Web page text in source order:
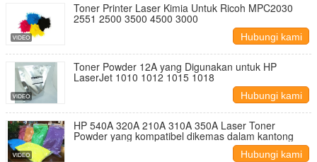
Toner Printer Laser Kimia Untuk Ricoh MPC2030
2551 2500 3500 4500 3000
Hubungi kami
Toner Powder 12A yang Digunakan untuk HP
LaserJet 1010 1012 1015 1018
Hubungi kami
HP 540A 320A 210A 310A 350A Laser Toner
Powder yang kompatibel dikemas dalam kantong
Hubungi kami